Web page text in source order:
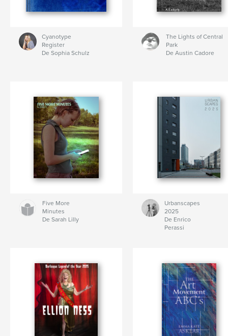
Cyanotype
Register
De Sophia Schulz
The Lights of Central
Park
De Austin Cadore
Five More
Minutes
De Sarah Lilly
Urbanscapes
2025
De Enrico
Perassi